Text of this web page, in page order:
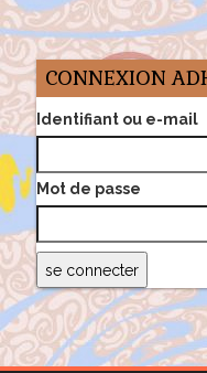
CONNEXION
Identifiant ou e-mail
Mot de passe